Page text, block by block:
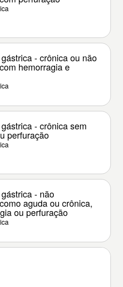
- crônica ou não
hemorragia e
- crônica sem
perfuração
- não
aguda ou crônica,
ou perfuração